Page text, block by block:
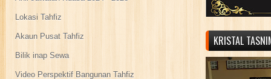
Lokasi Tahfiz
Akaun Pusat Tahfiz
Bilik inap Sewa
Video Perspektif Bangunan Tahfiz
KRISTAL